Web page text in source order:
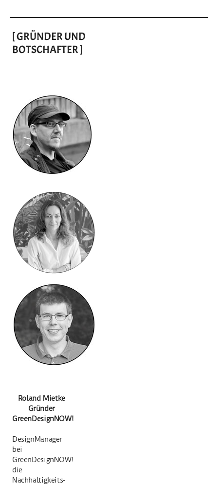
[ GRÜNDER UND
BOTSCHAFTER ]
Roland Mietke
Gründer
GreenDesignNOW!
DesignManager
bei
GreenDesignNOW!
die
Nachhaltigkeits-